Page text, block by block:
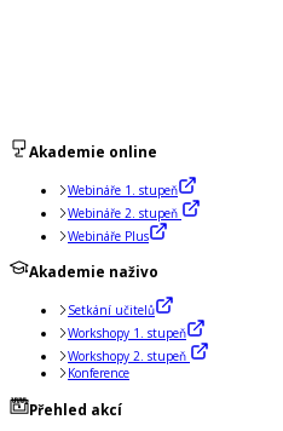
Akademie online
Webináře 1. stupeň
Webináře 2. stupeň
Webináře Plus
Akademie naživo
Setkání učitelů
Workshopy 1. stupeň
Workshopy 2. stupeň
Konference
Přehled akcí